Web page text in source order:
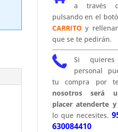
a través
pulsando en el
CARRITOy
que se te pedirán.
Si
personal
tu compra por
nosotros será
placer atenderte
lo que necesites.
630084410